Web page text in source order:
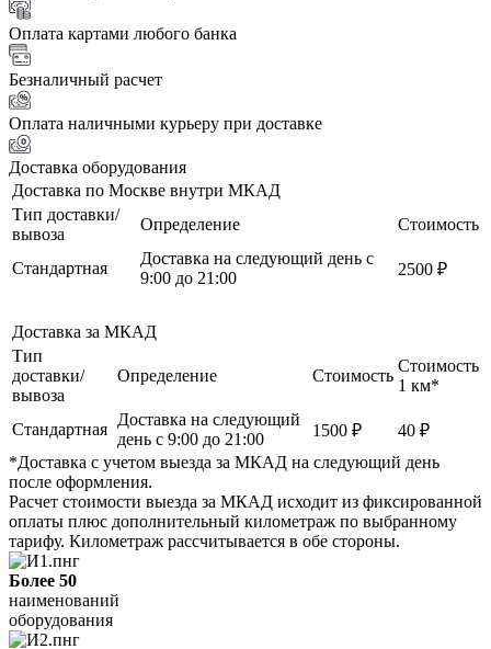
Оплата картами любого банка
Безналичный расчет
Оплата наличными курьеру при доставке
Доставка оборудования
Доставка по Москве внутри МКАД
Тип доставки/
вывоза
Определение Стоимость
Стандартная
Доставка на следующий день с
9:00 до 21:00
2500 ₽
Доставка за МКАД
Тип
доставки/
вывоза
Определение Стоимость
Стоимость
1 км*
Стандартная
Доставка на следующий
день с 9:00 до 21:00
1500 ₽
40 ₽
*Доставка с учетом выезда за МКАД на следующий день
после оформления.
Расчет стоимости выезда за МКАД исходит из фиксированной
оплаты плюс дополнительный километраж по выбранному
тарифу. Километраж рассчитывается в обе стороны.
Более 50
наименований
оборудования